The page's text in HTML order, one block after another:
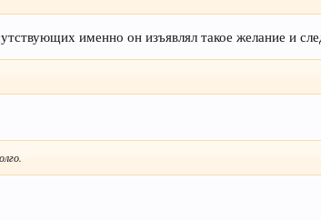
именно он изъявлял такое желание и